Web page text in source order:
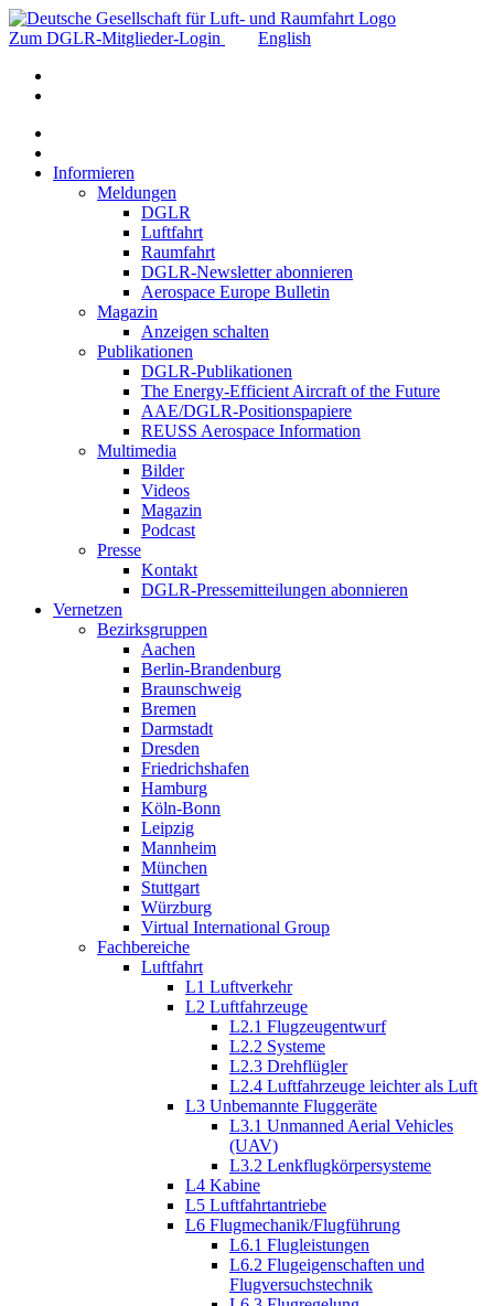
Zum DGLR-Mitglieder-Login English
Informieren
Meldungen
DGLR
Luftfahrt
Raumfahrt
DGLR-Newsletter abonnieren
Aerospace Europe Bulletin
Magazin
Anzeigen schalten
Publikationen
DGLR-Publikationen
The Energy-Efficient Aircraft of the Future
AAE/DGLR-Positionspapiere
REUSS Aerospace Information
Multimedia
Bilder
Videos
Magazin
Podcast
Presse
Kontakt
DGLR-Pressemitteilungen abonnieren
Vernetzen
Bezirksgruppen
Aachen
Berlin-Brandenburg
Braunschweig
Bremen
Darmstadt
Dresden
Friedrichshafen
Hamburg
Köln-Bonn
Leipzig
Mannheim
München
Stuttgart
Würzburg
Virtual International Group
Fachbereiche
Luftfahrt
L1 Luftverkehr
L2 Luftfahrzeuge
L2.1 Flugzeugentwurf
L2.2 Systeme
L2.3 Drehflügler
L2.4 Luftfahrzeuge leichter als Luft
L3 Unbemannte Fluggeräte
L3.1 Unmanned Aerial Vehicles
(UAV)
L3.2 Lenkflugkörpersysteme
L4 Kabine
L5 Luftfahrtantriebe
L6 Flugmechanik/Flugführung
L6.1 Flugleistungen
L6.2 Flugeigenschaften und
Flugversuchstechnik